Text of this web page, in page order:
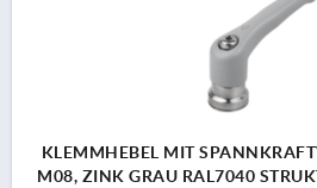
KLEMMHEBEL MIT
M08, ZINK GRAU RAL7040